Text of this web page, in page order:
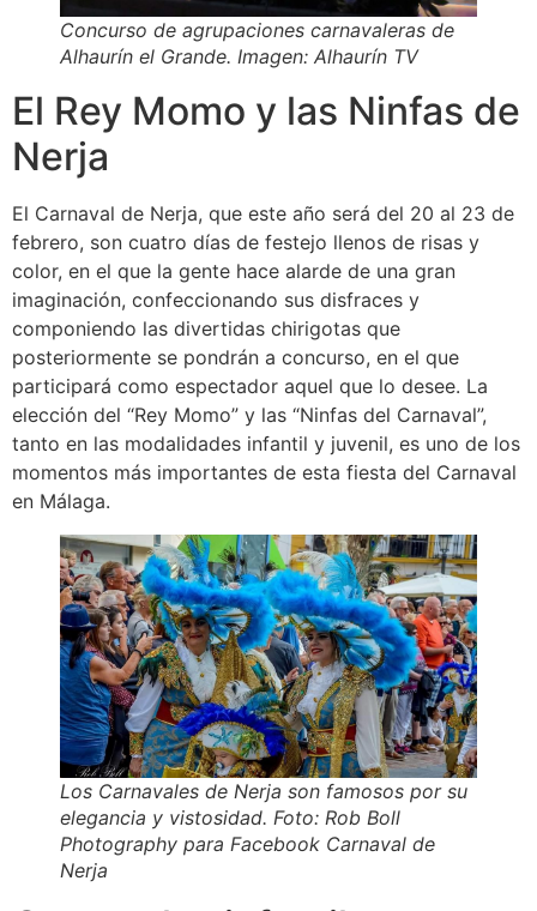
Concurso de agrupaciones carnavaleras de
Alhaurín el Grande. Imagen: Alhaurín TV
El Rey Momo y las Ninfas de
Nerja
El Carnaval de Nerja, que este año será del 20 al 23 de
febrero, son cuatro días de festejo llenos de risas y
color, en el que la gente hace alarde de una gran
imaginación, confeccionando sus disfraces y
componiendo las divertidas chirigotas que
posteriormente se pondrán a concurso, en el que
participará como espectador aquel que lo desee. La
elección del “Rey Momo” y las “Ninfas del Carnaval”,
tanto en las modalidades infantil y juvenil, es uno de los
momentos más importantes de esta fiesta del Carnaval
en Málaga.
Los Carnavales de Nerja son famosos por su
elegancia y vistosidad. Foto: Rob Boll
Photography para Facebook Carnaval de
Nerja